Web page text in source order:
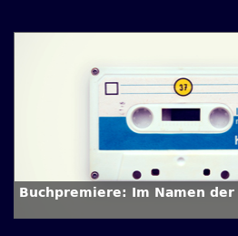
Buchpremiere: Im Namen der